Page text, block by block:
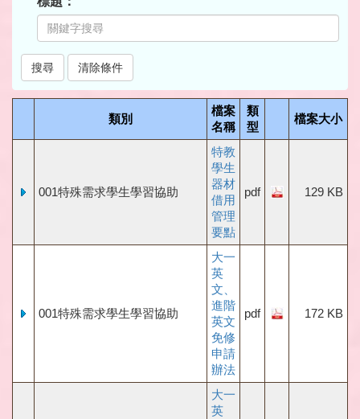
類別
檔案
名稱
類
型
檔案大小
001特殊需求學生學習協助
特教
學生
器材
借用
管理
要點
pdf 129 KB
001特殊需求學生學習協助
大一
英
文、
進階
英文
免修
申請
辦法
pdf 172 KB
大一
英